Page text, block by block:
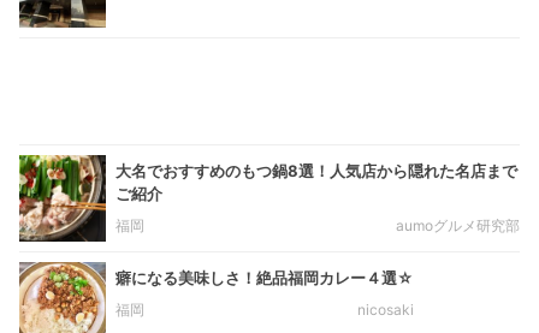
大名でおすすめのもつ鍋8選！人気店から隠れた名店まで
ご紹介
福岡 aumoグルメ研究部
癖になる美味しさ！絶品福岡カレー４選☆
福岡 nicosaki